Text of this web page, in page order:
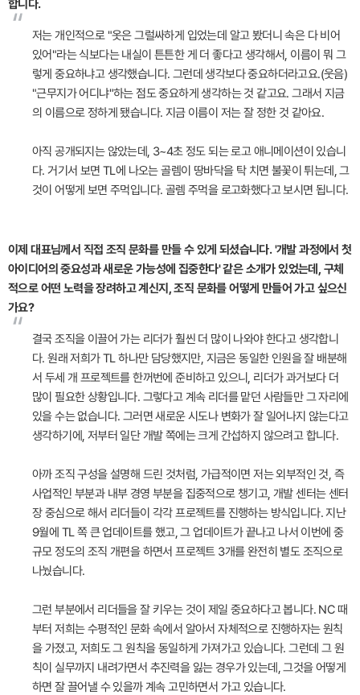
합니다.
“
저는 개인적으로 "옷은 그럴싸하게 입었는데 알고 봤더니 속은 다 비어
있어"라는 식보다는 내실이 튼튼한 게 더 좋다고 생각해서, 이름이 뭐 그
렇게 중요하냐고 생각했습니다. 그런데 생각보다 중요하더라고요.(웃음)
"근무지가 어디냐"하는 점도 중요하게 생각하는 것 같고요. 그래서 지금
의 이름으로 정하게 됐습니다. 지금 이름이 저는 잘 정한 것 같아요.
아직 공개되지는 않았는데, 3~4초 정도 되는 로고 애니메이션이 있습니
다. 거기서 보면 TL에 나오는 골렘이 땅바닥을 탁 치면 불꽃이 튀는데, 그
것이 어떻게 보면 주먹입니다. 골렘 주먹을 로고화했다고 보시면 됩니다.
이제 대표님께서 직접 조직 문화를 만들 수 있게 되셨습니다. '개발 과정에서 첫
아이디어의 중요성과 새로운 가능성에 집중한다' 같은 소개가 있었는데, 구체
적으로 어떤 노력을 장려하고 계신지, 조직 문화를 어떻게 만들어 가고 싶으신
가요?
“
결국 조직을 이끌어 가는 리더가 훨씬 더 많이 나와야 한다고 생각합니
다. 원래 저희가 TL 하나만 담당했지만, 지금은 동일한 인원을 잘 배분해
서 두세 개 프로젝트를 한꺼번에 준비하고 있으니, 리더가 과거보다 더
많이 필요한 상황입니다. 그렇다고 계속 리더를 맡던 사람들만 그 자리에
있을 수는 없습니다. 그러면 새로운 시도나 변화가 잘 일어나지 않는다고
생각하기에, 저부터 일단 개발 쪽에는 크게 간섭하지 않으려고 합니다.
아까 조직 구성을 설명해 드린 것처럼, 가급적이면 저는 외부적인 것, 즉
사업적인 부분과 내부 경영 부분을 집중적으로 챙기고, 개발 센터는 센터
장 중심으로 해서 리더들이 각각 프로젝트를 진행하는 방식입니다. 지난
9월에 TL 쪽 큰 업데이트를 했고, 그 업데이트가 끝나고 나서 이번에 중
규모 정도의 조직 개편을 하면서 프로젝트 3개를 완전히 별도 조직으로
나눴습니다.
그런 부분에서 리더들을 잘 키우는 것이 제일 중요하다고 봅니다. NC 때
부터 저희는 수평적인 문화 속에서 알아서 자체적으로 진행하자는 원칙
을 가졌고, 저희도 그 원칙을 동일하게 가져가고 있습니다. 그런데 그 원
칙이 실무까지 내려가면서 추진력을 잃는 경우가 있는데, 그것을 어떻게
하면 잘 끌어낼 수 있을까 계속 고민하면서 가고 있습니다.